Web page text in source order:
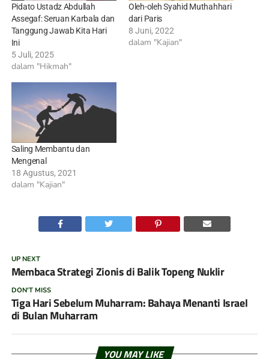
Pidato Ustadz Abdullah
Assegaf: Seruan Karbala dan
Tanggung Jawab Kita Hari
Ini
5 Juli, 2025
dalam "Hikmah"
Oleh-oleh Syahid Muthahhari
dari Paris
8 Juni, 2022
dalam "Kajian"
Saling Membantu dan
Mengenal
18 Agustus, 2021
dalam "Kajian"
UP NEXT
Membaca Strategi Zionis di Balik Topeng Nuklir
DON'T MISS
Tiga Hari Sebelum Muharram: Bahaya Menanti Israel
di Bulan Muharram
YOU MAY LIKE